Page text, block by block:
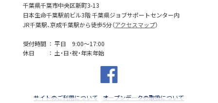
千葉県千葉市中央区新町3-13
日本生命千葉駅前ビル3階 千葉県ジョブサポートセンター内
JR千葉駅、京成千葉駅から徒歩5分（アクセスマップ）
受付時間
平日 9:00～17:00
休日
土・日・祝・年末年始
サイトのご利用について オープンデータの取扱について